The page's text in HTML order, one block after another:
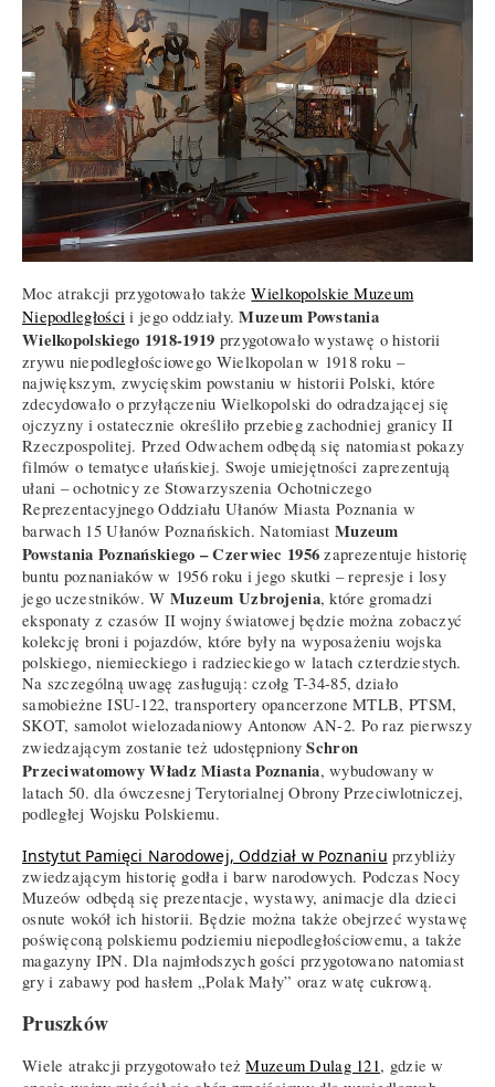
Moc atrakcji przygotowało takżeWielkopolskie Muzeum
Niepodległości i jego oddziały.Muzeum Powstania
Wielkopolskiego 1918-1919 przygotowało wystawę o historii
zrywu niepodległościowego Wielkopolan w 1918 roku –
największym, zwycięskim powstaniu w historii Polski, które
zdecydowało o przyłączeniu Wielkopolski do odradzającej się
ojczyzny i ostatecznie określiło przebieg zachodniej granicy II
Rzeczpospolitej. Przed Odwachem odbędą się natomiast pokazy
filmów o tematyce ułańskiej. Swoje umiejętności zaprezentują
ułani – ochotnicy ze Stowarzyszenia Ochotniczego
Reprezentacyjnego Oddziału Ułanów Miasta Poznania w
barwach 15 Ułanów Poznańskich. NatomiastMuzeum
Powstania Poznańskiego – Czerwiec 1956 zaprezentuje historię
buntu poznaniaków w 1956 roku i jego skutki – represje i losy
jego uczestników. W Muzeum Uzbrojenia, które gromadzi
eksponaty z czasów II wojny światowej będzie można zobaczyć
kolekcję broni i pojazdów, które były na wyposażeniu wojska
polskiego, niemieckiego i radzieckiego w latach czterdziestych.
Na szczególną uwagę zasługują: czołg T-34-85, działo
samobieżne ISU-122, transportery opancerzone MTLB, PTSM,
SKOT, samolot wielozadaniowy Antonow AN-2. Po raz pierwszy
zwiedzającym zostanie też udostępnionySchron
Przeciwatomowy Władz Miasta Poznania, wybudowany w
latach 50. dla ówczesnej Terytorialnej Obrony Przeciwlotniczej,
podległej Wojsku Polskiemu.
Instytut Pamięci Narodowej, Oddział w Poznaniu przybliży
zwiedzającym historię godła i barw narodowych. Podczas Nocy
Muzeów odbędą się prezentacje, wystawy, animacje dla dzieci
osnute wokół ich historii. Będzie można także obejrzeć wystawę
poświęconą polskiemu podziemiu niepodległościowemu, a także
magazyny IPN. Dla najmłodszych gości przygotowano natomiast
gry i zabawy pod hasłem „Polak Mały” oraz watę cukrową.
Pruszków
Wiele atrakcji przygotowało teżMuzeum Dulag 121, gdzie w